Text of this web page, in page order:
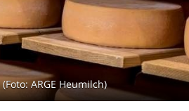
ARGE Heumilch)